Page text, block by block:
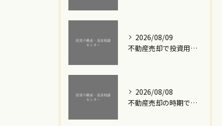
2026/08/09
不動産売却で投資用ワンルームを売った後の確定申告ポイントとミス防止ガイド
2026/08/08
不動産売却の時期で損しないための賢い選び方と成功のコツ